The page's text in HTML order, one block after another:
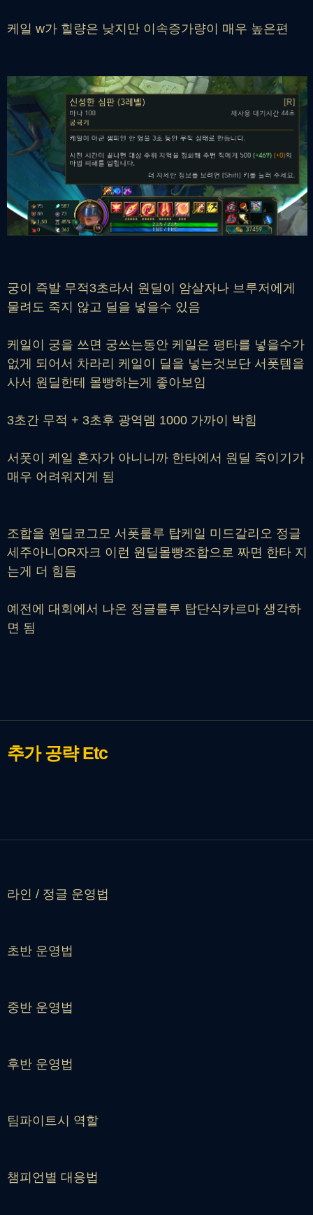
케일 w가 힐량은 낮지만 이속증가량이 매우 높은편
궁이 즉발 무적3초라서 원딜이 암살자나 브루저에게
물려도 죽지 않고 딜을 넣을수 있음
케일이 궁을 쓰면 궁쓰는동안 케일은 평타를 넣을수가
없게 되어서 차라리 케일이 딜을 넣는것보단 서폿템을
사서 원딜한테 몰빵하는게 좋아보임
3초간 무적 + 3초후 광역뎀 1000 가까이 박힘
서폿이 케일 혼자가 아니니까 한타에서 원딜 죽이기가
매우 어려워지게 됨
조합을 원딜코그모 서폿룰루 탑케일 미드갈리오 정글
세주아니OR자크 이런 원딜몰빵조합으로 짜면 한타 지
는게 더 힘듬
예전에 대회에서 나온 정글룰루 탑단식카르마 생각하
면 됨
추가 공략Etc
라인 / 정글 운영법
초반 운영법
중반 운영법
후반 운영법
팀파이트시 역할
챔피언별 대응법